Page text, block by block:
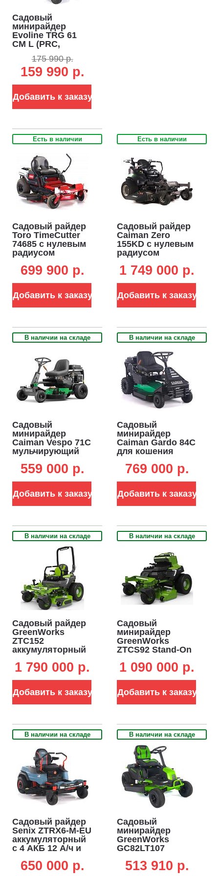
Садовый
минирайдер
Evoline TRG 61
CM L (PRC,
куб.см., механика
4/1, травосборник
150 л, ширина
кошения 61 см, 3
в 1, фара, 120 кг)
175 990 р.
159 990 р.
Добавить к заказу
Есть в наличии
Садовый райдер
Toro TimeCutter
74685 с нулевым
радиусом
Toro, 452 куб.см.,
107 см, 232 кг)
699 900 p.
Добавить к заказу
Есть в наличии
Садовый райдер
Caiman Zero
155KD с нулевым
радиусом
Kawasaki FX850V,
ширина кошения
155 см., 689 кг.)
1 749 000 p.
Добавить к заказу
В наличии на складе
Садовый
минирайдер
Caiman Vespo 71C
мульчирующий
Caiman 449 см3,
205 кг.)
559 000 p.
Добавить к заказу
В наличии на складе
Садовый
минирайдер
Caiman Gardo 84C
для кошения
кустов (FRA, 84
см, Caiman 547
мульчирование,
гидростатика,
769 000 p.
Добавить к заказу
В наличии на складе
Садовый райдер
GreenWorks
ZTC152
аккумуляторный
радиусом
разворота (PRC,
Ач / 24 кВтч, 720
кг)
1 790 000 p.
Добавить к заказу
В наличии на складе
Садовый
минирайдер
GreenWorks
ZTCS92 Stand-On
с нулевым
92 см, 82В, 105 Ач
/ 8 кВтч, 430 кг)
1 090 000 p.
Добавить к заказу
В наличии на складе
Садовый райдер
Senix ZTRX6-M-EU
аккумуляторный
с 4 АКБ 12 А/ч и
радиусом
650 000 p.
В наличии на складе
Садовый
минирайдер
GreenWorks
GC82LT107
с 6 АКБ 5 А/ч и ЗУ
513 910 p.